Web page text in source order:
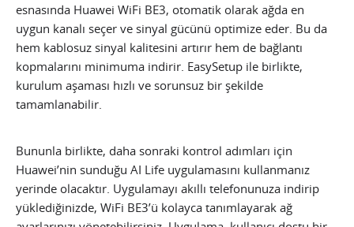
esnasında Huawei WiFi BE3, otomatik olarak ağda en
uygun kanalı seçer ve sinyal gücünü optimize eder. Bu da
hem kablosuz sinyal kalitesini artırır hem de bağlantı
kopmalarını minimuma indirir. EasySetup ile birlikte,
kurulum aşaması hızlı ve sorunsuz bir şekilde
tamamlanabilir.
Bununla birlikte, daha sonraki kontrol adımları için
Huawei’nin sunduğu AI Life uygulamasını kullanmanız
yerinde olacaktır. Uygulamayı akıllı telefonunuza indirip
yüklediğinizde, WiFi BE3’ü kolayca tanımlayarak ağ